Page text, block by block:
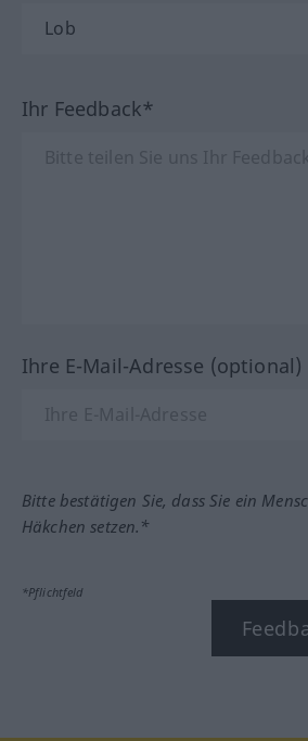
Ihr Feedback*
Ihre E-Mail-Adresse (optional)
Bitte bestätigen Sie, dass Sie ein
Häkchen setzen.*
*Pflichtfeld